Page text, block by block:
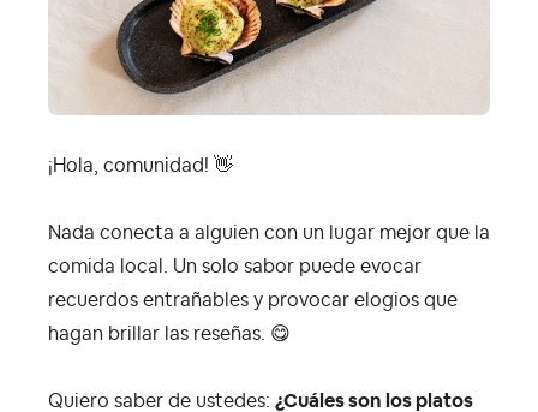
¡Hola, comunidad! 👋
Nada conecta a alguien con un lugar mejor que la
comida local. Un solo sabor puede evocar
recuerdos entrañables y provocar elogios que
hagan brillar las reseñas. 😋
Quiero saber de ustedes: ¿Cuáles son los platos